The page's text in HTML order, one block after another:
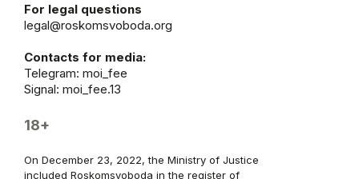
For legal questions
legal@roskomsvoboda.org
Contacts for media:
Telegram: moi_fee
Signal: moi_fee.13
18+
On December 23, 2022, the Ministry of Justice
included Roskomsvoboda in the register of